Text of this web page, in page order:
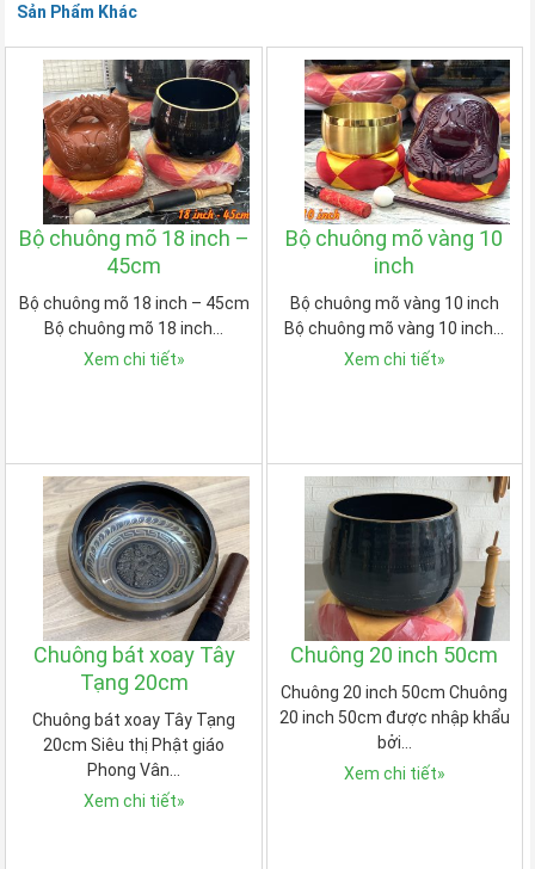
Sản Phẩm Khác
Bộ chuông mõ 18 inch –
45cm
Bộ chuông mõ 18 inch – 45cm
Bộ chuông mõ 18 inch…
Xem chi tiết»
Bộ chuông mõ vàng 10
inch
Bộ chuông mõ vàng 10 inch
Bộ chuông mõ vàng 10 inch…
Xem chi tiết»
Chuông bát xoay Tây
Tạng 20cm
Chuông bát xoay Tây Tạng
20cm Siêu thị Phật giáo
Phong Vân…
Xem chi tiết»
Chuông 20 inch 50cm
Chuông 20 inch 50cm Chuông
20 inch 50cm được nhập khẩu
bởi…
Xem chi tiết»